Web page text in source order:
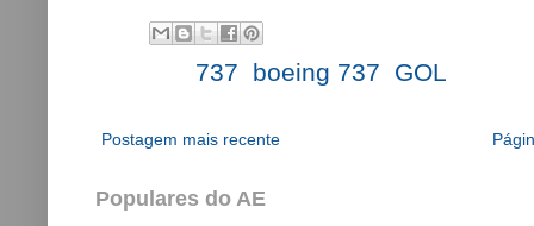
737 boeing 737 GOL
Postagem mais recente
Populares do AE